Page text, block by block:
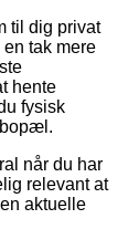
til dig privat
tak mere
hente
fysisk
når du har
relevant at
aktuelle